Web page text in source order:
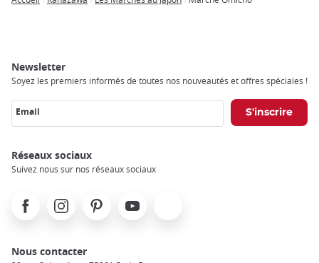
Newsletter
Soyez les premiers informés de toutes nos nouveautés et offres spéciales !
Email
Réseaux sociaux
Suivez nous sur nos réseaux sociaux
FacebookInstagramPinterest Youtube
Nous contacter